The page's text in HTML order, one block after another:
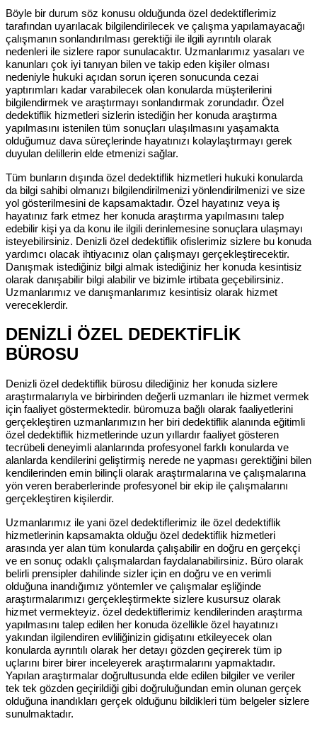
Böyle bir durum söz konusu olduğunda özel dedektiflerimiz
tarafından uyarılacak bilgilendirilecek ve çalışma yapılamayacağı
çalışmanın sonlandırılması gerektiği ile ilgili ayrıntılı olarak
nedenleri ile sizlere rapor sunulacaktır. Uzmanlarımız yasaları ve
kanunları çok iyi tanıyan bilen ve takip eden kişiler olması
nedeniyle hukuki açıdan sorun içeren sonucunda cezai
yaptırımları kadar varabilecek olan konularda müşterilerini
bilgilendirmek ve araştırmayı sonlandırmak zorundadır. Özel
dedektiflik hizmetleri sizlerin istediğin her konuda araştırma
yapılmasını istenilen tüm sonuçları ulaşılmasını yaşamakta
olduğumuz dava süreçlerinde hayatınızı kolaylaştırmayı gerek
duyulan delillerin elde etmenizi sağlar.
Tüm bunların dışında özel dedektiflik hizmetleri hukuki konularda
da bilgi sahibi olmanızı bilgilendirilmenizi yönlendirilmenizi ve size
yol gösterilmesini de kapsamaktadır. Özel hayatınız veya iş
hayatınız fark etmez her konuda araştırma yapılmasını talep
edebilir kişi ya da konu ile ilgili derinlemesine sonuçlara ulaşmayı
isteyebilirsiniz. Denizli özel dedektiflik ofislerimiz sizlere bu konuda
yardımcı olacak ihtiyacınız olan çalışmayı gerçekleştirecektir.
Danışmak istediğiniz bilgi almak istediğiniz her konuda kesintisiz
olarak danışabilir bilgi alabilir ve bizimle irtibata geçebilirsiniz.
Uzmanlarımız ve danışmanlarımız kesintisiz olarak hizmet
vereceklerdir.
DENİZLİ ÖZEL DEDEKTİFLİK
BÜROSU
Denizli özel dedektiflik bürosu dilediğiniz her konuda sizlere
araştırmalarıyla ve birbirinden değerli uzmanları ile hizmet vermek
için faaliyet göstermektedir. büromuza bağlı olarak faaliyetlerini
gerçekleştiren uzmanlarımızın her biri dedektiflik alanında eğitimli
özel dedektiflik hizmetlerinde uzun yıllardır faaliyet gösteren
tecrübeli deneyimli alanlarında profesyonel farklı konularda ve
alanlarda kendilerini geliştirmiş nerede ne yapması gerektiğini bilen
kendilerinden emin bilinçli olarak araştırmalarına ve çalışmalarına
yön veren beraberlerinde profesyonel bir ekip ile çalışmalarını
gerçekleştiren kişilerdir.
Uzmanlarımız ile yani özel dedektiflerimiz ile özel dedektiflik
hizmetlerinin kapsamakta olduğu özel dedektiflik hizmetleri
arasında yer alan tüm konularda çalışabilir en doğru en gerçekçi
ve en sonuç odaklı çalışmalardan faydalanabilirsiniz. Büro olarak
belirli prensipler dahilinde sizler için en doğru ve en verimli
olduğuna inandığımız yöntemler ve çalışmalar eşliğinde
araştırmalarımızı gerçekleştirmekte sizlere kusursuz olarak
hizmet vermekteyiz. özel dedektiflerimiz kendilerinden araştırma
yapılmasını talep edilen her konuda özellikle özel hayatınızı
yakından ilgilendiren evliliğinizin gidişatını etkileyecek olan
konularda ayrıntılı olarak her detayı gözden geçirerek tüm ip
uçlarını birer birer inceleyerek araştırmalarını yapmaktadır.
Yapılan araştırmalar doğrultusunda elde edilen bilgiler ve veriler
tek tek gözden geçirildiği gibi doğruluğundan emin olunan gerçek
olduğuna inandıkları gerçek olduğunu bildikleri tüm belgeler sizlere
sunulmaktadır.